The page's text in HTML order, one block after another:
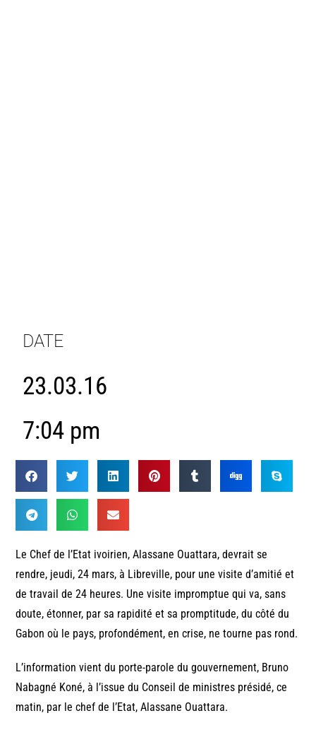
DATE
23.03.16
7:04 pm
Le Chef de l’Etat ivoirien, Alassane Ouattara, devrait se
rendre, jeudi, 24 mars, à Libreville, pour une visite d’amitié et
de travail de 24 heures. Une visite impromptue qui va, sans
doute, étonner, par sa rapidité et sa promptitude, du côté du
Gabon où le pays, profondément, en crise, ne tourne pas rond.
L’information vient du porte-parole du gouvernement, Bruno
Nabagné Koné, à l’issue du Conseil de ministres présidé, ce
matin, par le chef de l’Etat, Alassane Ouattara.